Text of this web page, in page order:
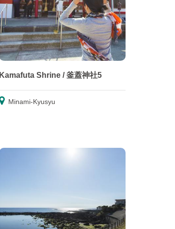
Kamafuta Shrine / 釜蓋神社5
Minami-Kyusyu